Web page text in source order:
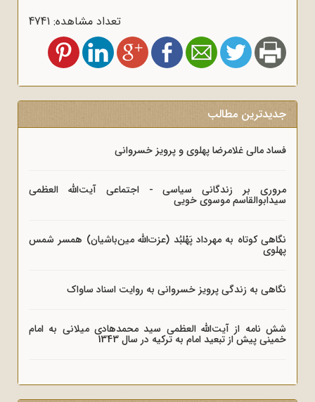
تعداد مشاهده: 4741
جدیدترین مطالب
فساد مالی غلامرضا پهلوی و پرویز خسروانی
مروری بر زندگانی سیاسی - اجتماعی آیت‌الله العظمی
سیدابوالقاسم موسوی خویی
نگاهی کوتاه به مهرداد پَهْلبُد (عزت‌الله مین‌باشیان) همسر شمس
پهلوی
نگاهی به زندگی پرویز خسروانی به روایت اسناد ساواک
شش نامه از آیت‌الله العظمی سید محمدهادی میلانی به امام
خمینی پیش از تبعید امام به ترکیه در سال 1343